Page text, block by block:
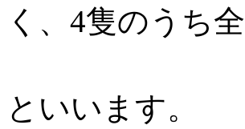
く、4隻のうち全
といいます。